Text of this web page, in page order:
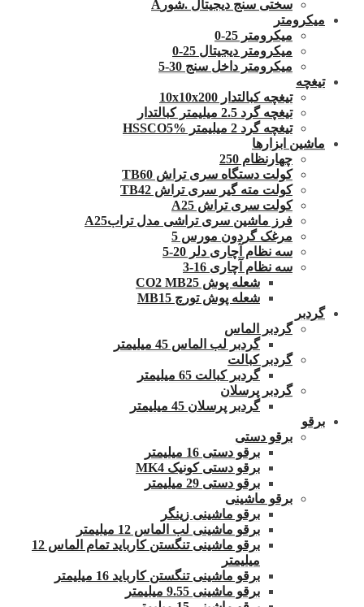
سختی سنج دیجیتال .شورA
میکرومتر
میکرومتر 25-0
میکرومتر دیجیتال 25-0
میکرومتر داخل سنج 30-5
تیغچه
تیغچه کبالتدار 10x10x200
تیغچه گرد 2.5 میلیمتر کبالتدار
تیغچه گرد 2 میلیمتر HSSCO5%
ماشین ابزارها
چهارنظام 250
کولت دستگاه سری تراش TB60
کولت مته گیر سری تراش TB42
کولت سری تراش A25
فرز ماشین سری تراشی مدل ترابA25
مرغک گردون مورس 5
سه نظام آچاری دلر 20-5
سه نظام آچاری 16-3
شعله پوش CO2 MB25
شعله پوش تورچ MB15
گردبر
گردبر الماس
گردبر لب الماس 45 میلیمتر
گردبر کبالت
گردبر کبالت 65 میلیمتر
گردبر پرسلان
گردبر پرسلان 45 میلیمتر
برقو
برقو دستی
برقو دستی 16 میلیمتر
برقو دستی کونیک MK4
برقو دستی 29 میلیمتر
برقو ماشینی
برقو ماشینی زینگر
برقو ماشینی لب الماس 12 میلیمتر
برقو ماشینی تنگستن کارباید تمام الماس 12
میلیمتر
برقو ماشینی تنگستن کارباید 16 میلیمتر
برقو ماشینی 9.55 میلیمتر